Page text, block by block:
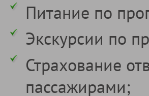
Питание по
Экскурсии по
Страхование
пассажирами;